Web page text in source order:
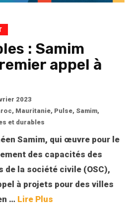
: Samim
appel à
2023
, Mauritanie, Pulse, Samim,
et durables
Samim, qui œuvre pour le
des capacités des
de la société civile (OSC),
à projets pour des villes
… Lire Plus